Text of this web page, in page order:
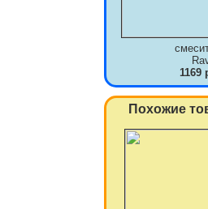
1169
Похожие